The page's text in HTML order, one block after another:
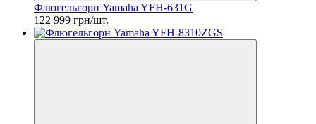
Флюгельгорн Yamaha YFH-631G
122 999 грн/шт.